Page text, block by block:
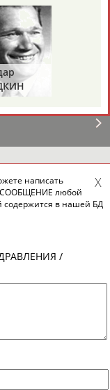
написать
любой
содержится в нашей БД
/